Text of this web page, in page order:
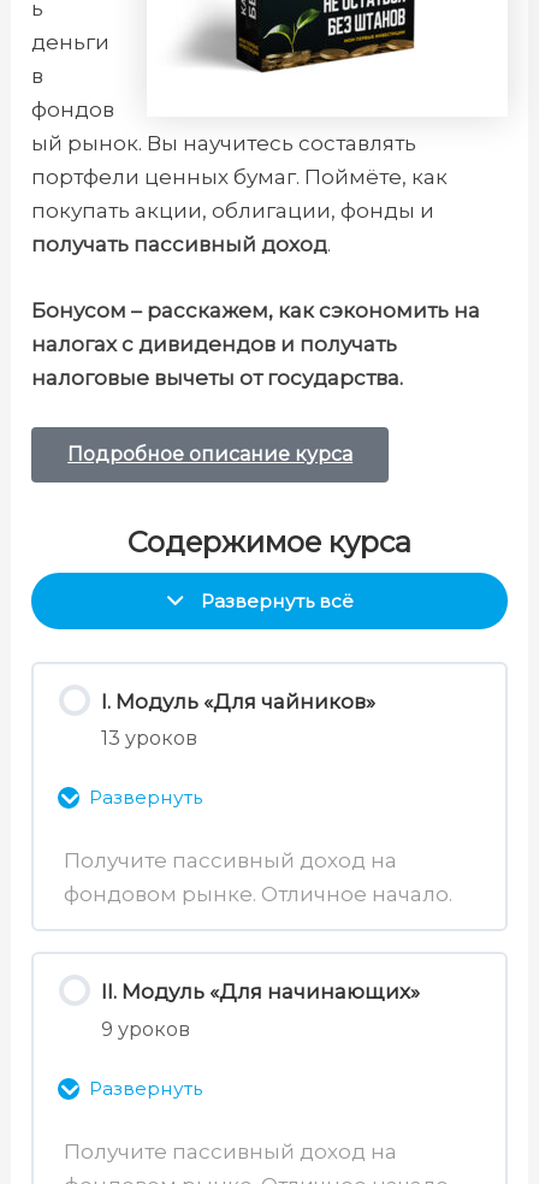
ь
деньги
в
фондов
ый рынок. Вы научитесь составлять
портфели ценных бумаг. Поймёте, как
покупать акции, облигации, фонды и
получать пассивный доход.
Бонусом – расскажем, как сэкономить на
налогах с дивидендов и получать
налоговые вычеты от государства.
Подробное описание курса
Содержимое курса
Развернуть всё
I. Модуль «Для чайников»
13 уроков
Развернуть
Содержимое раздела
00. Введение
Получите пассивный доход на
фондовом рынке. Отличное начало.
II. Модуль «Для начинающих»
9 уроков
Развернуть
Получите пассивный доход на